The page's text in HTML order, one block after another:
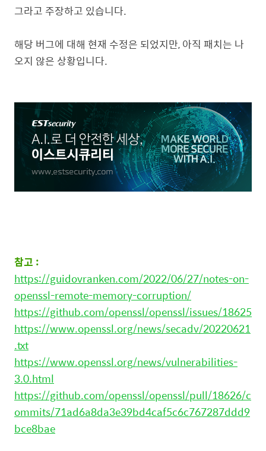
그라고 주장하고 있습니다.
해당 버그에 대해 현재 수정은 되었지만, 아직 패치는 나
오지 않은 상황입니다.
참고 :
https://guidovranken.com/2022/06/27/notes-on-
openssl-remote-memory-corruption/
https://github.com/openssl/openssl/issues/18625
https://www.openssl.org/news/secadv/20220621
.txt
https://www.openssl.org/news/vulnerabilities-
3.0.html
https://github.com/openssl/openssl/pull/18626/c
ommits/71ad6a8da3e39bd4caf5c6c767287ddd9
bce8bae